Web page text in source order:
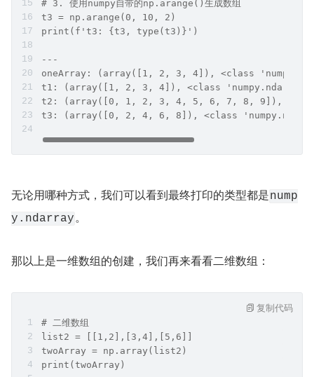
# 3. 使用numpy自带的np.arange()生成数组
t3 = np.arange(0, 10, 2)
print(f't3: {t3, type(t3)}')
---
oneArray: (array([1, 2, 3, 4]), <class
t1: (array([1, 2, 3, 4]), <class
t2: (array([0, 1, 2, 3, 4, 5, 6, 7, 8, 9]), <class
t3: (array([0, 2, 4, 6, 8]), <class
无论用哪种方式，我们可以看到最终打印的类型都是nump
y.ndarray。
那以上是一维数组的创建，我们再来看看二维数组：
# 二维数组
list2 = [[1,2],[3,4],[5,6]]
twoArray = np.array(list2)
print(twoArray)
复制代码